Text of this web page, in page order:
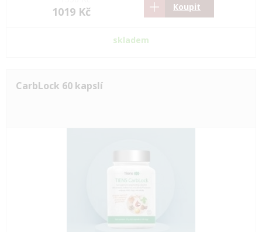
1019 Kč Koupit
skladem
CarbLock 60 kapslí